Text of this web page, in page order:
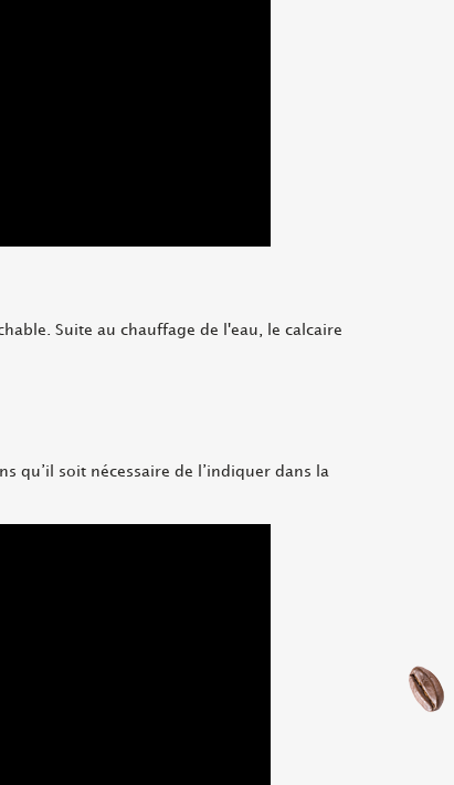
Suite au chauffage de l'eau, le calcaire
qu’il soit nécessaire de l’indiquer dans la